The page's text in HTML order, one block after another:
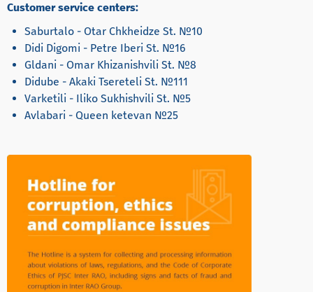
Customer service centers:
Saburtalo - Otar Chkheidze St. №10
Didi Digomi - Petre Iberi St. №16
Gldani - Omar Khizanishvili St. №8
Didube - Akaki Tsereteli St. №111
Varketili - Iliko Sukhishvili St. №5
Avlabari - Queen ketevan №25